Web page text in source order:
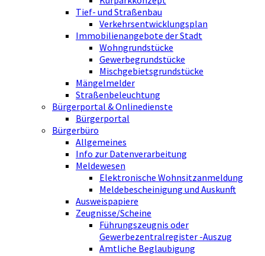
Tief- und Straßenbau
Verkehrsentwicklungsplan
Immobilienangebote der Stadt
Wohngrundstücke
Gewerbegrundstücke
Mischgebietsgrundstücke
Mängelmelder
Straßenbeleuchtung
Bürgerportal & Onlinedienste
Bürgerportal
Bürgerbüro
Allgemeines
Info zur Datenverarbeitung
Meldewesen
Elektronische Wohnsitzanmeldung
Meldebescheinigung und Auskunft
Ausweispapiere
Zeugnisse/Scheine
Führungszeugnis oder
Gewerbezentralregister -Auszug
Amtliche Beglaubigung